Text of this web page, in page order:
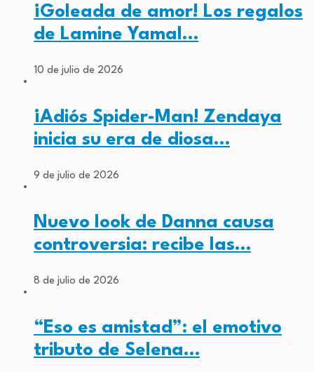
¡Goleada de amor! Los regalos
de Lamine Yamal…
10 de julio de 2026
¡Adiós Spider-Man! Zendaya
inicia su era de diosa…
9 de julio de 2026
Nuevo look de Danna causa
controversia: recibe las…
8 de julio de 2026
“Eso es amistad”: el emotivo
tributo de Selena…